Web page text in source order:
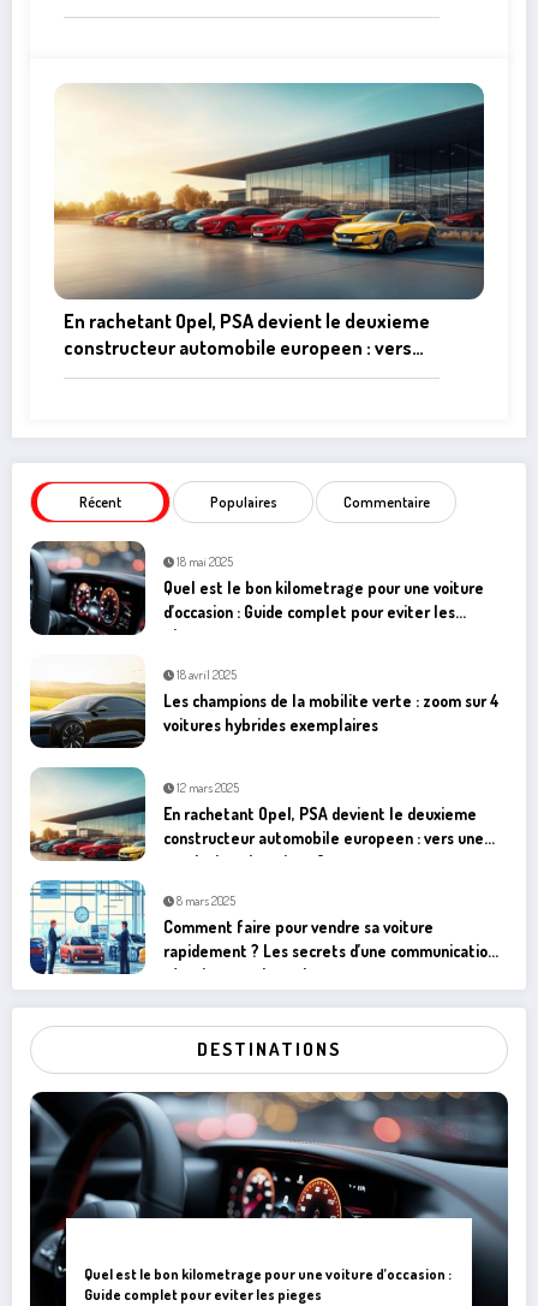
En rachetant Opel, PSA devient le deuxieme
constructeur automobile europeen : vers
une revolution electrique ?
Récent Populaires Commentaire
18 mai 2025
Quel est le bon kilometrage pour une voiture
d’occasion : Guide complet pour eviter les
pieges
18 avril 2025
Les champions de la mobilite verte : zoom sur 4
voitures hybrides exemplaires
12 mars 2025
En rachetant Opel, PSA devient le deuxieme
constructeur automobile europeen : vers une
revolution electrique ?
8 mars 2025
Comment faire pour vendre sa voiture
rapidement ? Les secrets d’une communication
réactive avec les acheteurs
DESTINATIONS
Quel est le bon kilometrage pour une voiture d’occasion :
Guide complet pour eviter les pieges